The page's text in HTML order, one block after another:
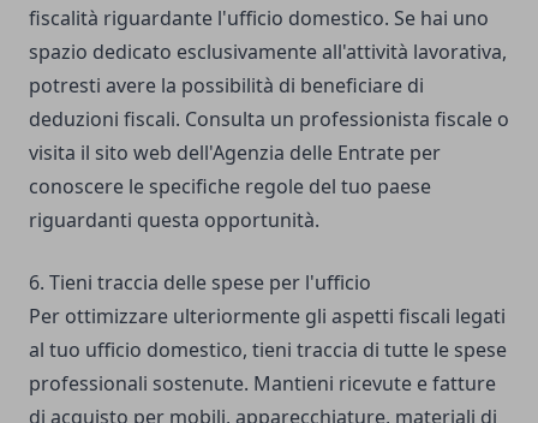
fiscalità riguardante l'ufficio domestico. Se hai uno
spazio dedicato esclusivamente all'attività lavorativa,
potresti avere la possibilità di beneficiare di
deduzioni fiscali. Consulta un professionista fiscale o
visita il sito web dell'Agenzia delle Entrate per
conoscere le specifiche regole del tuo paese
riguardanti questa opportunità.
6. Tieni traccia delle spese per l'ufficio
Per ottimizzare ulteriormente gli aspetti fiscali legati
al tuo ufficio domestico, tieni traccia di tutte le spese
professionali sostenute. Mantieni ricevute e fatture
di acquisto per mobili, apparecchiature, materiali di